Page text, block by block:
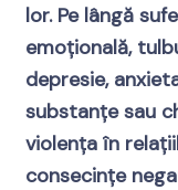
lor. Pe lângă
emoțională,
depresie,
substanțe sau
violența în
consecințe